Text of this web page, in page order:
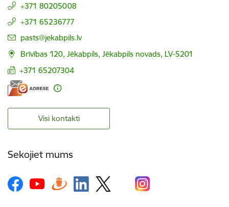
+371 80205008
+371 65236777
E-pasts:
pasts@jekabpils.lv
Brīvības 120, Jēkabpils, Jēkabpils novads, LV-5201
+371 65207304
Visi kontakti
Sekojiet mums